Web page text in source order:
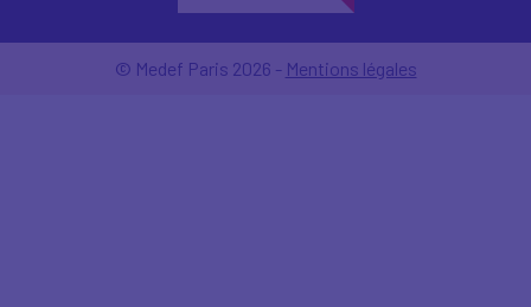
© Medef Paris 2026 - Mentions légales